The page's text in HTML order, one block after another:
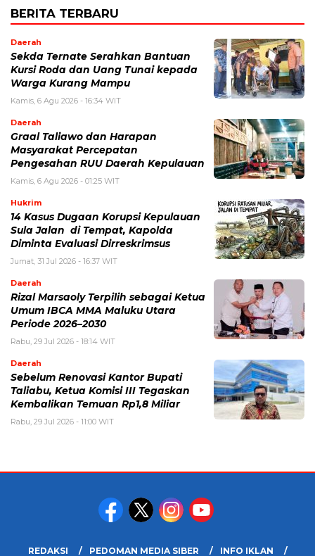
BERITA TERBARU
Daerah
Sekda Ternate Serahkan Bantuan
Kursi Roda dan Uang Tunai kepada
Warga Kurang Mampu
Kamis, 6 Agu 2026 - 16:34 WIT
Daerah
Graal Taliawo dan Harapan
Masyarakat Percepatan
Pengesahan RUU Daerah Kepulauan
Kamis, 6 Agu 2026 - 01:25 WIT
Hukrim
14 Kasus Dugaan Korupsi Kepulauan
Sula Jalan di Tempat, Kapolda
Diminta Evaluasi Dirreskrimsus
Jumat, 31 Jul 2026 - 16:37 WIT
Daerah
Rizal Marsaoly Terpilih sebagai Ketua
Umum IBCA MMA Maluku Utara
Periode 2026–2030
Rabu, 29 Jul 2026 - 18:14 WIT
Daerah
Sebelum Renovasi Kantor Bupati
Taliabu, Ketua Komisi III Tegaskan
Kembalikan Temuan Rp1,8 Miliar
Rabu, 29 Jul 2026 - 11:00 WIT
REDAKSI PEDOMAN MEDIA SIBER INFO IKLAN